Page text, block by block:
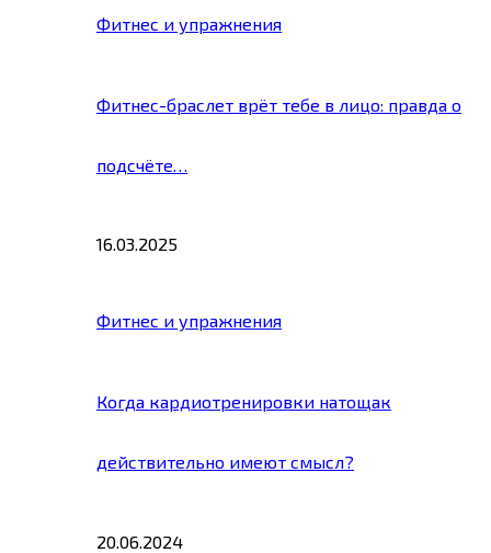
Фитнес и упражнения
Фитнес-браслет врёт тебе в лицо: правда о
подсчёте…
16.03.2025
Фитнес и упражнения
Когда кардиотренировки натощак
действительно имеют смысл?
20.06.2024